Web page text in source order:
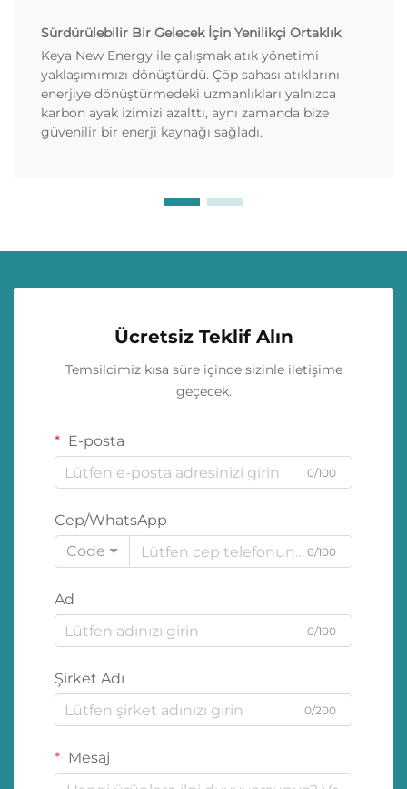
Sürdürülebilir Bir Gelecek İçin Yenilikçi Ortaklık
Keya New Energy ile çalışmak atık yönetimi
yaklaşımımızı dönüştürdü. Çöp sahası atıklarını
enerjiye dönüştürmedeki uzmanlıkları yalnızca
karbon ayak izimizi azalttı, aynı zamanda bize
güvenilir bir enerji kaynağı sağladı.
Ücretsiz Teklif Alın
Temsilcimiz kısa süre içinde sizinle iletişime
geçecek.
E-posta
0/100
Cep/WhatsApp
Code
0/100
Ad
0/100
Şirket Adı
0/200
Mesaj